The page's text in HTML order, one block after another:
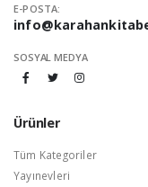
E-POSTA:
SOSYAL MEDYA
Ürünler
Tüm Kategoriler
Yayınevleri